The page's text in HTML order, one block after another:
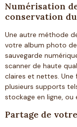
Numérisation
conservation
Une autre méthode
votre album photo
sauvegarde
scanner de haute
claires et nettes. Une
plusieurs supports
stockage en ligne, ou
Partage de